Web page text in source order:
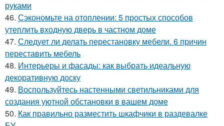
руками
46. Сэкономьте на отоплении: 5 простых способов
утеплить входную дверь в частном доме
47. Следует ли делать перестановку мебели. 6 причин
переставить мебель
48. Интерьеры и фасады: как выбрать идеальную
декоративную доску
49. Воспользуйтесь настенными светильниками для
создания уютной обстановки в вашем доме
50. Как правильно разместить шкафчики в раздевалке